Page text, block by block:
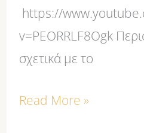
https://
v=PEORRLF8Ogk
σχετικά με το
Read More »